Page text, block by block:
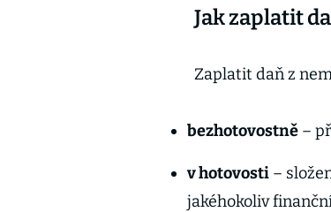
Jak zaplatit
Zaplatit daň z
bezhotovostně –
v hotovosti –
jakéhokoliv